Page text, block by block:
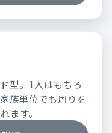
型。1人はもちろ
族単位でも周りを
ます。